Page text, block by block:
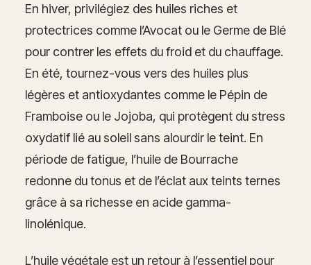
En hiver, privilégiez des huiles riches et
protectrices comme l’Avocat ou le Germe de Blé
pour contrer les effets du froid et du chauffage.
En été, tournez-vous vers des huiles plus
légères et antioxydantes comme le Pépin de
Framboise ou le Jojoba, qui protègent du stress
oxydatif lié au soleil sans alourdir le teint. En
période de fatigue, l’huile de Bourrache
redonne du tonus et de l’éclat aux teints ternes
grâce à sa richesse en acide gamma-
linolénique.
L’huile végétale est un retour à l’essentiel pour